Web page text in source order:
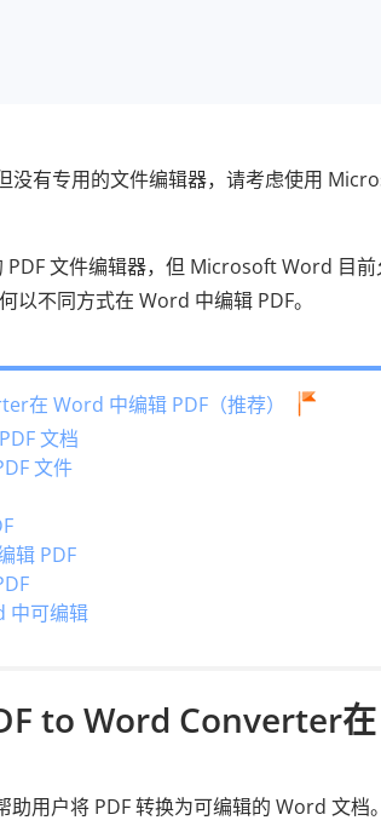
没有专用的文件编辑器，请考虑使用
PDF 文件编辑器，但 Microsoft Word 目
以不同方式在 Word 中编辑 PDF。
在 Word 中编辑 PDF（推荐）
文档
文件
辑 PDF
中可编辑
to Word Converter在
助用户将 PDF 转换为可编辑的 Word 文档